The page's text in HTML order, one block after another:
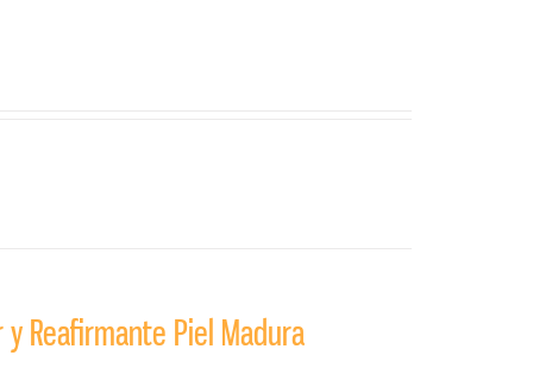
Reafirmante Piel Madura